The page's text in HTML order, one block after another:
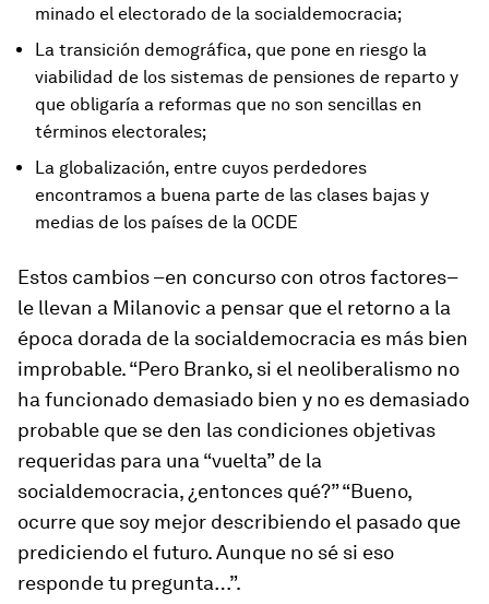
minado el electorado de la socialdemocracia;
La transición demográfica, que pone en riesgo la
viabilidad de los sistemas de pensiones de reparto y
que obligaría a reformas que no son sencillas en
términos electorales;
La globalización, entre cuyos perdedores
encontramos a buena parte de las clases bajas y
medias de los países de la OCDE
Estos cambios –en concurso con otros factores–
le llevan a Milanovic a pensar que el retorno a la
época dorada de la socialdemocracia es más bien
improbable. “Pero Branko, si el neoliberalismo no
ha funcionado demasiado bien y no es demasiado
probable que se den las condiciones objetivas
requeridas para una “vuelta” de la
socialdemocracia, ¿entonces qué?” “Bueno,
ocurre que soy mejor describiendo el pasado que
prediciendo el futuro. Aunque no sé si eso
responde tu pregunta…”.